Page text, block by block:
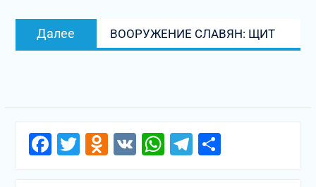
Далее
запись:
ВООРУЖЕНИЕ СЛАВЯН: ЩИТ
Facebook
Twitter
Odnoklassniki
VKWhatsApp
Telegram